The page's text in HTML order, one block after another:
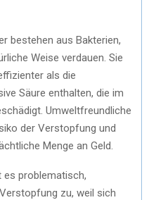
bestehen aus Bakterien,
Weise verdauen. Sie
als die
Säure enthalten, die im
Umweltfreundliche
der Verstopfung und
Menge an Geld.
es problematisch,
zu, weil sich